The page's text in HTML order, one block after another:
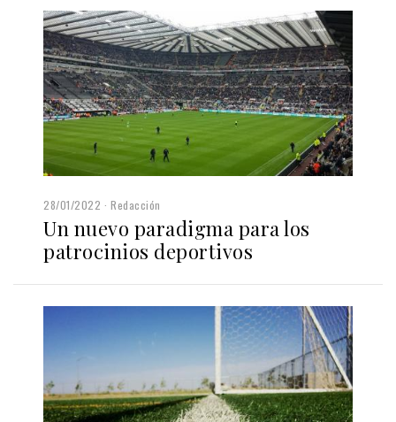
28/01/2022 Redacción
Un nuevo paradigma para los
patrocinios deportivos